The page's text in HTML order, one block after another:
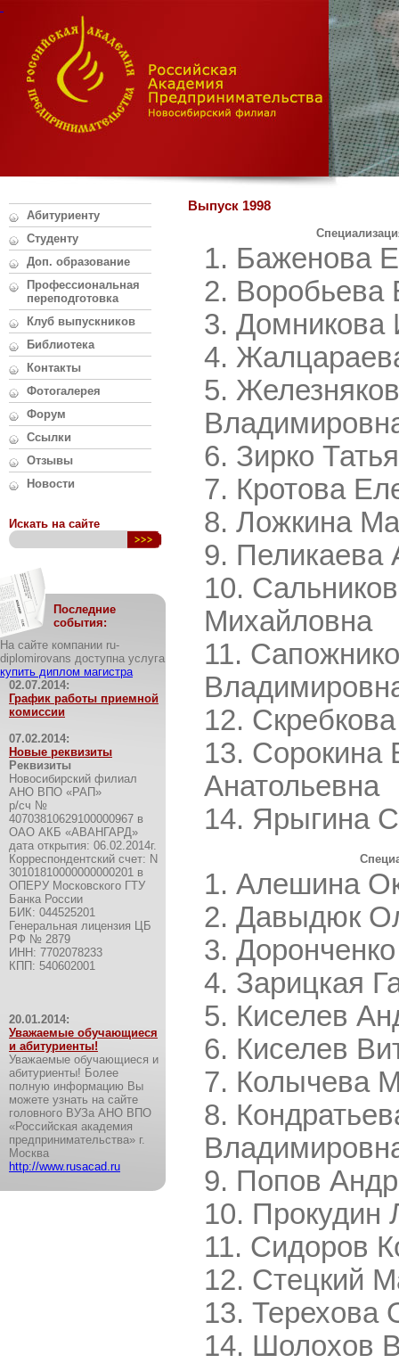
Абитуриенту
Студенту
Доп. образование
Профессиональная
переподготовка
Клуб выпускников
Библиотека
Контакты
Фотогалерея
Форум
Ссылки
Отзывы
Новости
Искать на сайте
Последние
события:
На сайте компании ru-
diplomirovans доступна услуга
купить диплом магистра
02.07.2014:
График работы приемной
комиссии
07.02.2014:
Новые реквизиты
Реквизиты
Новосибирский филиал
АНО ВПО «РАП»
р/сч №
40703810629100000967 в
ОАО АКБ «АВАHГАРД»
дата открытия: 06.02.2014г.
Корреспондентский счет: N
30101810000000000201 в
ОПЕРУ Московского ГТУ
Банка России
БИК: 044525201
Генеральная лицензия ЦБ
РФ № 2879
ИHH: 7702078233
КПП: 540602001
20.01.2014:
Уважаемые обучающиеся
и абитуриенты!
Уважаемые обучающиеся и
абитуриенты! Более
полную информацию Вы
можете узнать на сайте
головного ВУЗа АНО ВПО
«Российская академия
предпринимательства» г.
Москва
http://www.rusacad.ru
Выпуск 1998
Баженова
Воробьева
Домникова
Зирко
Кротова
Ложкина
Пеликаева
Михайловна
Сорокина
Анатольевна
Ярыгина
Алешина
Давыдюк
Зарицкая
Киселев
Киселев
Колычева
Попов
Прокудин
Сидоров
Стецкий
Терехова
Шолохов